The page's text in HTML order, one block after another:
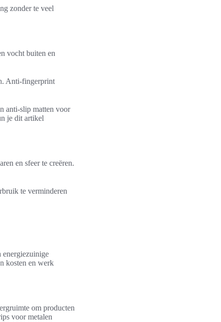
zonder te veel
vocht buiten en
Anti-fingerprint
anti-slip matten voor
je dit artikel
en sfeer te creëren.
te verminderen
energiezuinige
kosten en werk
om producten
voor metalen